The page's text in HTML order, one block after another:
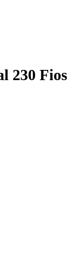
230 Fios